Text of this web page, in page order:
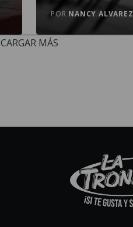
POR NANCY ALVAREZ
CARGAR MÁS